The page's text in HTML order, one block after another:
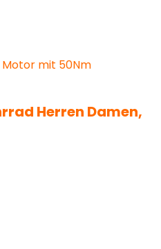
Herren Damen,